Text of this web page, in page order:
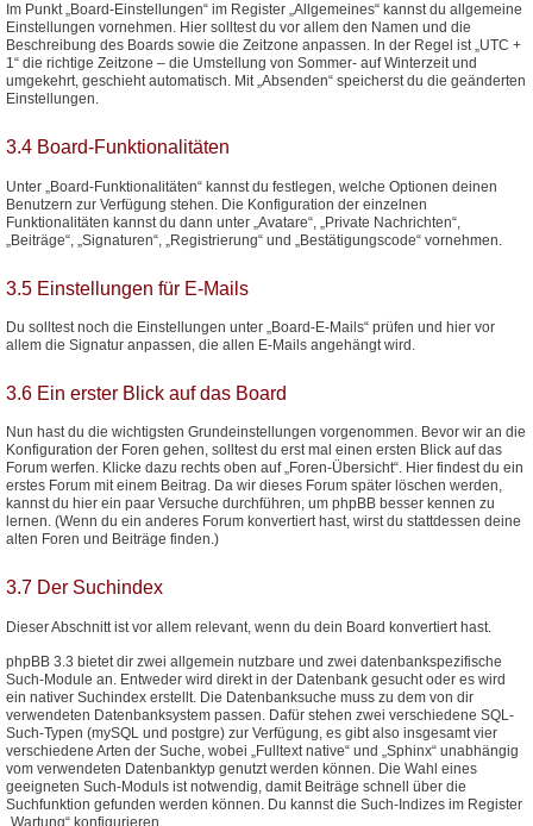
Im Punkt „Board-Einstellungen“ im Register „Allgemeines“ kannst du allgemeine
Einstellungen vornehmen. Hier solltest du vor allem den Namen und die
Beschreibung des Boards sowie die Zeitzone anpassen. In der Regel ist „UTC +
1“ die richtige Zeitzone – die Umstellung von Sommer- auf Winterzeit und
umgekehrt, geschieht automatisch. Mit „Absenden“ speicherst du die geänderten
Einstellungen.
3.4 Board-Funktionalitäten
Unter „Board-Funktionalitäten“ kannst du festlegen, welche Optionen deinen
Benutzern zur Verfügung stehen. Die Konfiguration der einzelnen
Funktionalitäten kannst du dann unter „Avatare“, „Private Nachrichten“,
„Beiträge“, „Signaturen“, „Registrierung“ und „Bestätigungscode“ vornehmen.
3.5 Einstellungen für E-Mails
Du solltest noch die Einstellungen unter „Board-E-Mails“ prüfen und hier vor
allem die Signatur anpassen, die allen E-Mails angehängt wird.
3.6 Ein erster Blick auf das Board
Nun hast du die wichtigsten Grundeinstellungen vorgenommen. Bevor wir an die
Konfiguration der Foren gehen, solltest du erst mal einen ersten Blick auf das
Forum werfen. Klicke dazu rechts oben auf „Foren-Übersicht“. Hier findest du ein
erstes Forum mit einem Beitrag. Da wir dieses Forum später löschen werden,
kannst du hier ein paar Versuche durchführen, um phpBB besser kennen zu
lernen. (Wenn du ein anderes Forum konvertiert hast, wirst du stattdessen deine
alten Foren und Beiträge finden.)
3.7 Der Suchindex
Dieser Abschnitt ist vor allem relevant, wenn du dein Board konvertiert hast.
phpBB 3.3 bietet dir zwei allgemein nutzbare und zwei datenbankspezifische
Such-Module an. Entweder wird direkt in der Datenbank gesucht oder es wird
ein nativer Suchindex erstellt. Die Datenbanksuche muss zu dem von dir
verwendeten Datenbanksystem passen. Dafür stehen zwei verschiedene SQL-
Such-Typen (mySQL und postgre) zur Verfügung, es gibt also insgesamt vier
verschiedene Arten der Suche, wobei „Fulltext native“ und „Sphinx“ unabhängig
vom verwendeten Datenbanktyp genutzt werden können. Die Wahl eines
geeigneten Such-Moduls ist notwendig, damit Beiträge schnell über die
Suchfunktion gefunden werden können. Du kannst die Such-Indizes im Register
„Wartung“ konfigurieren.